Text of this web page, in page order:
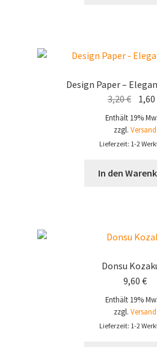
Design Paper –
3,20€
Preis
war:
3,20 €
1,60
Enthält 19%
zzgl. Versand
Lieferzeit: 1-2
In den
Donsu
9,60 €
Enthält 19%
zzgl. Versand
Lieferzeit: 1-2